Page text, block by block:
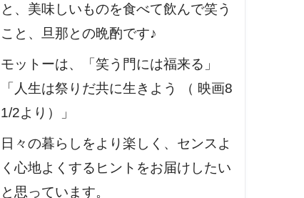
と、美味しいものを食べて飲んで笑う
こと、旦那との晩酌です♪
モットーは、「笑う門には福来る」
「人生は祭りだ共に生きよう （ 映画8
1/2より）」
日々の暮らしをより楽しく、センスよ
く心地よくするヒントをお届けしたい
と思っています。